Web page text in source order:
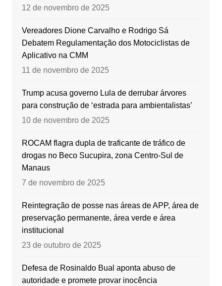
12 de novembro de 2025
Vereadores Dione Carvalho e Rodrigo Sá
Debatem Regulamentação dos Motociclistas de
Aplicativo na CMM
11 de novembro de 2025
Trump acusa governo Lula de derrubar árvores
para construção de ‘estrada para ambientalistas’
10 de novembro de 2025
ROCAM flagra dupla de traficante de tráfico de
drogas no Beco Sucupira, zona Centro-Sul de
Manaus
7 de novembro de 2025
Reintegração de posse nas áreas de APP, área de
preservação permanente, área verde e área
institucional
23 de outubro de 2025
Defesa de Rosinaldo Bual aponta abuso de
autoridade e promete provar inocência